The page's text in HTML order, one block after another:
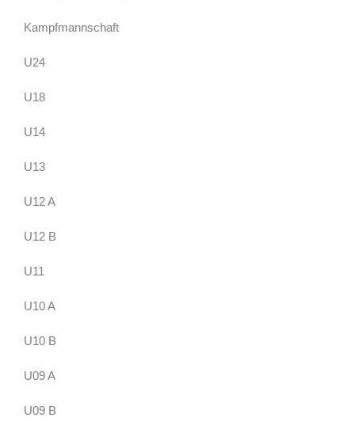
Kampfmannschaft
U24
U18
U14
U13
U12 A
U12 B
U11
U10 A
U10 B
U09 A
U09 B